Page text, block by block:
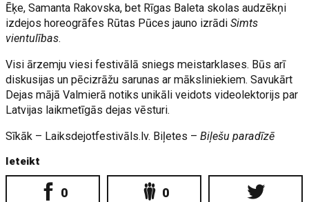
Ēķe, Samanta Rakovska, bet Rīgas Baleta skolas audzēkņi
izdejos horeogrāfes Rūtas Pūces jauno izrādiSimts
vientulības.
Visi ārzemju viesi festivālā sniegs meistarklases. Būs arī
diskusijas un pēcizrāžu sarunas ar māksliniekiem. Savukārt
Dejas mājā Valmierā notiks unikāli veidots videolektorijs par
Latvijas laikmetīgās dejas vēsturi.
Sīkāk – Laiksdejotfestivāls.lv. Biļetes –Biļešu paradīzē
Ieteikt
0 0